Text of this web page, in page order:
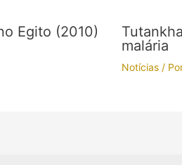
Egito (2010)
malária
Notícias/